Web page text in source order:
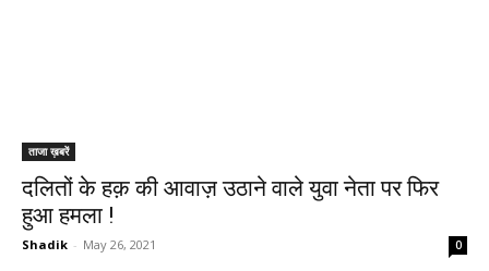
ताजा ख़बरें
दलितों के हक़ की आवाज़ उठाने वाले युवा नेता पर फिर
हुआ हमला !
Shadik - May 26, 2021 0